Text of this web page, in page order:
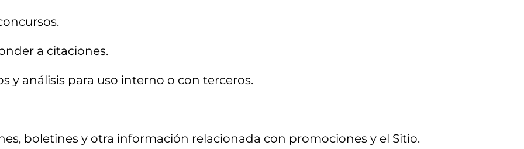
a citaciones.
y análisis para uso interno o con terceros.
boletines y otra información relacionada con promociones y el Sitio.